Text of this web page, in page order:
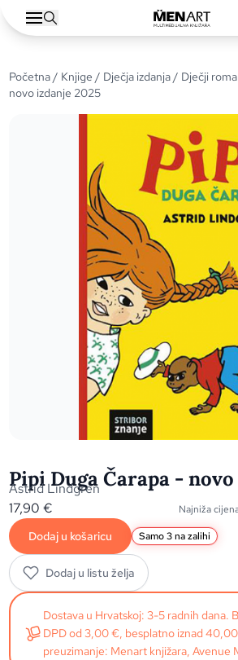
Početna/ Knjige / Dječja izdanja/ Dječji
novo izdanje 2025
Pipi Duga Čarapa -
Astrid Lindgren
17,90€ Najniža
Dodaj u košaricu Samo 3 na zalihi
Dodaj u listu želja
Dostava u Hrvatskoj: 3-5 radnih dana.
DPD od 3,00 €, besplatno iznad
preuzimanje: Menart knjižara, Avenue